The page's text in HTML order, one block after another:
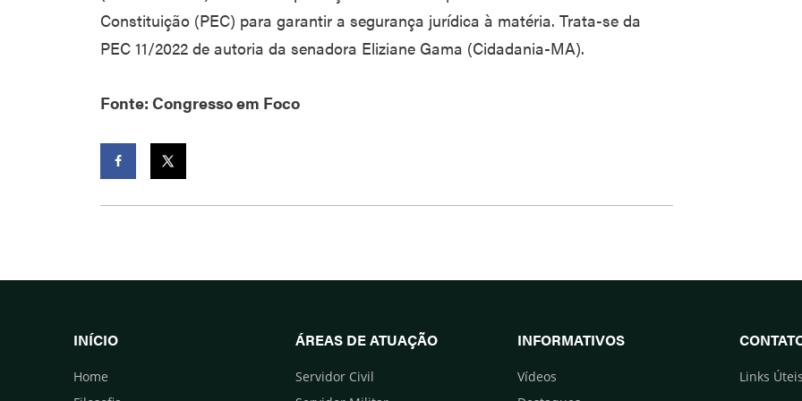
Constituição (PEC) para garantir a segurança jurídica à matéria. Trata-se da
PEC 11/2022 de autoria da senadora Eliziane Gama (Cidadania-MA).
Fonte: Congresso em Foco
INÍCIO
Home
ÁREAS DE ATUAÇÃO
Servidor Civil
INFORMATIVOS
Vídeos
Links Úteis